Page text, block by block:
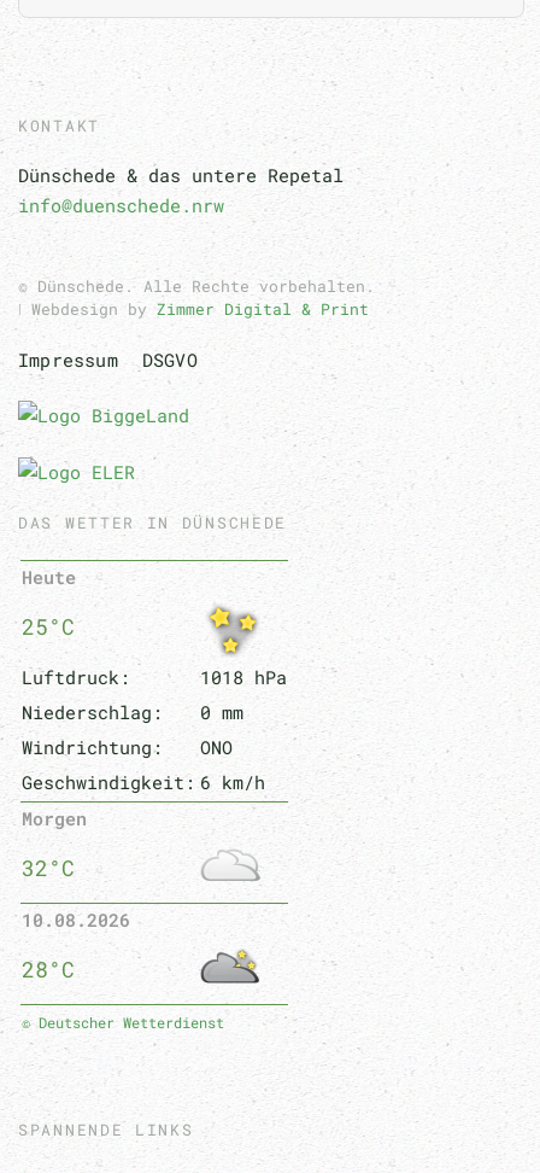
KONTAKT
Dünschede & das untere Repetal
info@duenschede.nrw
© Dünschede. Alle Rechte vorbehalten.
ǀ Webdesign by Zimmer Digital & Print
Impressum DSGVO
DAS WETTER IN DÜNSCHEDE
Heute
25°C
Luftdruck:
1018 hPa
Niederschlag:
0 mm
Windrichtung:
ONO
Geschwindigkeit: 6 km/h
Morgen
32°C
10.08.2026
28°C
© Deutscher Wetterdienst
SPANNENDE LINKS